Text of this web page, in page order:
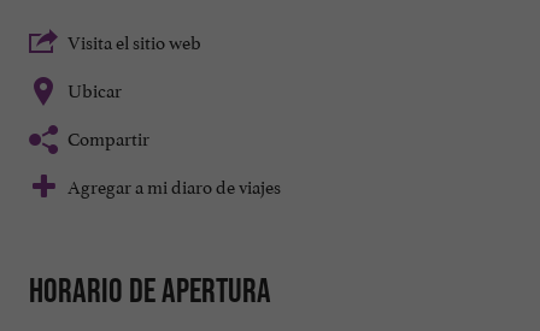
Visita el sitio web
Ubicar
Compartir
Agregar a mi diaro de viajes
Horario de apertura